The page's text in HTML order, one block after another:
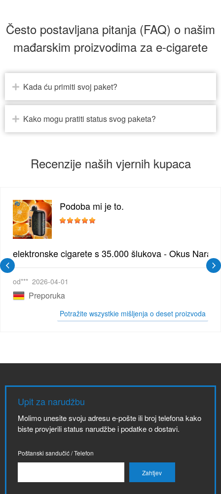
Često postavljana pitanja (FAQ) o našim
mađarskim proizvodima za e-cigarete
Kada ću primiti svoj paket?
Kako mogu pratiti status svog paketa?
Recenzije naših vjernih kupaca
| Elegantna Voćna Kombinacija
Podoba mi je to.
elektronske cigarete s 35.000 šlukova - Okus
od*** 2026-04-01
Preporuka
Potražite wszystkie mišljenja o deset proizvoda
Upit za narudžbu
Molimo unesite svoju adresu e-pošte ili broj telefona kako
biste provjerili status narudžbe i podatke o dostavi.
Poštanski sandučić / Telefon